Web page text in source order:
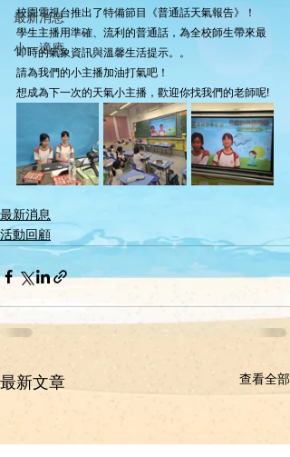
最新消息
小一適應
校園電視台推出了特備節目《普通話天氣報告》！
學生主播用準確、流利的普通話，為全校師生帶來最
即時的氣象資訊與溫馨生活提示。。
請為我們的小主播加油打氣吧！
想成為下一次的天氣小主播，歡迎你找我們的老師呢!
最新消息
活動回顧
最新文章 查看全部